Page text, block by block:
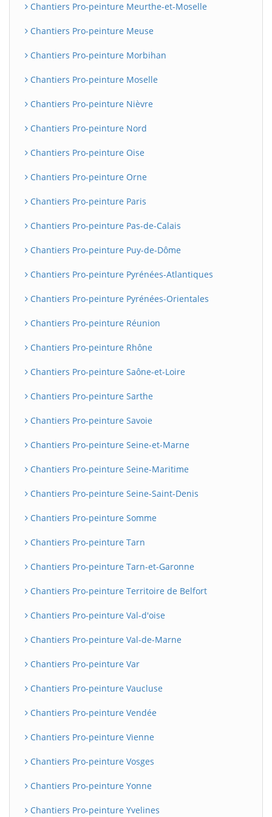
Chantiers Pro-peinture Meurthe-et-Moselle
Chantiers Pro-peinture Meuse
Chantiers Pro-peinture Morbihan
Chantiers Pro-peinture Moselle
Chantiers Pro-peinture Nièvre
Chantiers Pro-peinture Nord
Chantiers Pro-peinture Oise
Chantiers Pro-peinture Orne
Chantiers Pro-peinture Paris
Chantiers Pro-peinture Pas-de-Calais
Chantiers Pro-peinture Puy-de-Dôme
Chantiers Pro-peinture Pyrénées-Atlantiques
Chantiers Pro-peinture Pyrénées-Orientales
Chantiers Pro-peinture Réunion
Chantiers Pro-peinture Rhône
Chantiers Pro-peinture Saône-et-Loire
Chantiers Pro-peinture Sarthe
Chantiers Pro-peinture Savoie
Chantiers Pro-peinture Seine-et-Marne
Chantiers Pro-peinture Seine-Maritime
Chantiers Pro-peinture Seine-Saint-Denis
Chantiers Pro-peinture Somme
Chantiers Pro-peinture Tarn
Chantiers Pro-peinture Tarn-et-Garonne
Chantiers Pro-peinture Territoire de Belfort
Chantiers Pro-peinture Val-d'oise
Chantiers Pro-peinture Val-de-Marne
Chantiers Pro-peinture Var
Chantiers Pro-peinture Vaucluse
Chantiers Pro-peinture Vendée
Chantiers Pro-peinture Vienne
Chantiers Pro-peinture Vosges
Chantiers Pro-peinture Yonne
Chantiers Pro-peinture Yvelines